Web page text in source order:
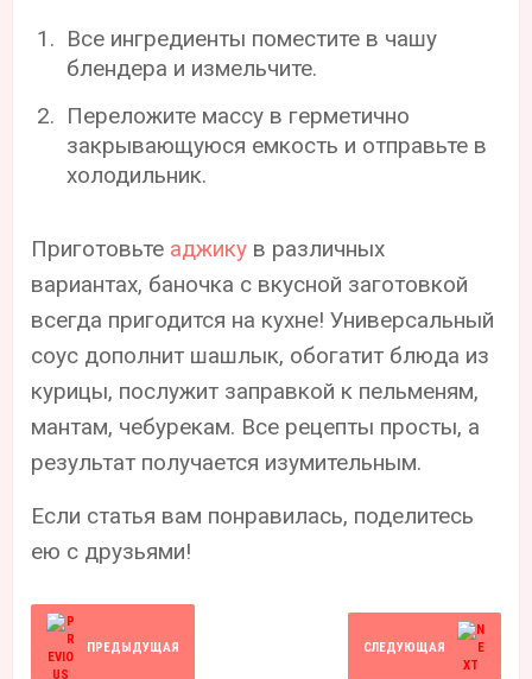
Все ингредиенты поместите в чашу
блендера и измельчите.
Переложите массу в герметично
закрывающуюся емкость и отправьте в
холодильник.
Приготовьте аджику в различных
вариантах, баночка с вкусной заготовкой
всегда пригодится на кухне! Универсальный
соус дополнит шашлык, обогатит блюда из
курицы, послужит заправкой к пельменям,
мантам, чебурекам. Все рецепты просты, а
результат получается изумительным.
Если статья вам понравилась, поделитесь
ею с друзьями!
ПРЕДЫДУЩАЯ СЛЕДУЮЩАЯ